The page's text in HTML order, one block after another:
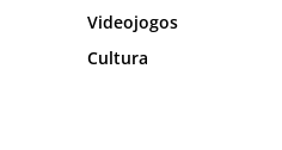
Videojogos
Cultura